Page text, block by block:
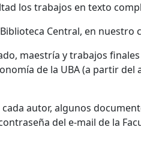
los trabajos en texto
Central, en nuestro
maestría y trabajos
de la UBA (a partir
autor, algunos
del e-mail de la